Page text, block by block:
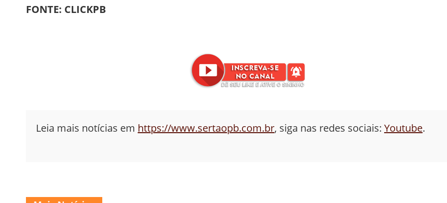
FONTE: CLICKPB
Leia mais notícias em https://www.sertaopb.com.br, siga nas redes sociais: Youtube.